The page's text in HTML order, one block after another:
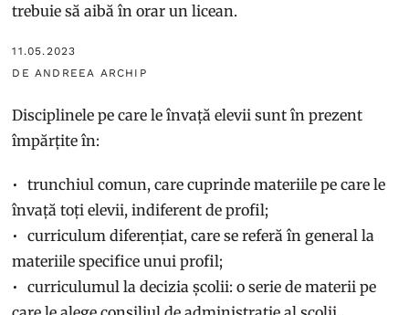
trebuie să aibă în orar un licean.
11.05.2023
DE ANDREEA ARCHIP
Disciplinele pe care le învață elevii sunt în prezent
împărțite în:
trunchiul comun, care cuprinde materiile pe care le
învață toți elevii, indiferent de profil;
curriculum diferențiat, care se referă în general la
materiile specifice unui profil;
curriculumul la decizia școlii: o serie de materii pe